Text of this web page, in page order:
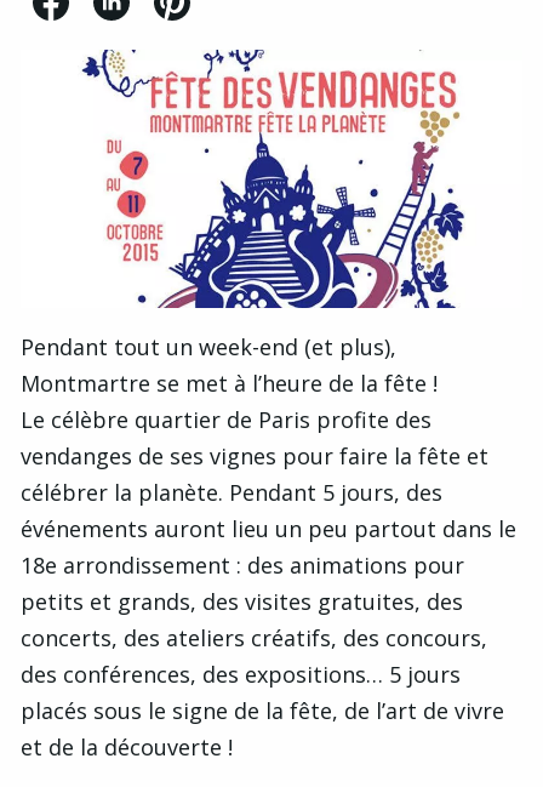
Pendant tout un week-end (et plus),
Montmartre se met à l’heure de la fête !
Le célèbre quartier de Paris profite des
vendanges de ses vignes pour faire la fête et
célébrer la planète. Pendant 5 jours, des
événements auront lieu un peu partout dans le
18e arrondissement : des animations pour
petits et grands, des visites gratuites, des
concerts, des ateliers créatifs, des concours,
des conférences, des expositions… 5 jours
placés sous le signe de la fête, de l’art de vivre
et de la découverte !